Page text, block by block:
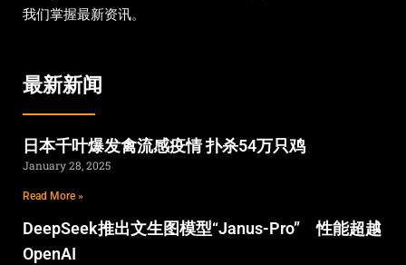
我们掌握最新资讯。
最新新闻
日本千叶爆发禽流感疫情 扑杀54万只鸡
January 28, 2025
Read More »
DeepSeek推出文生图模型“Janus-Pro” 性能超越
OpenAI